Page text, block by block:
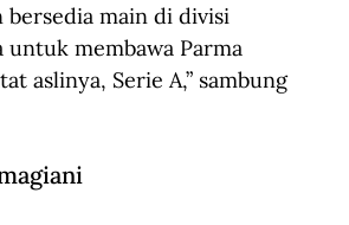
bersedia main di divisi
untuk membawa Parma
aslinya, Serie A,” sambung